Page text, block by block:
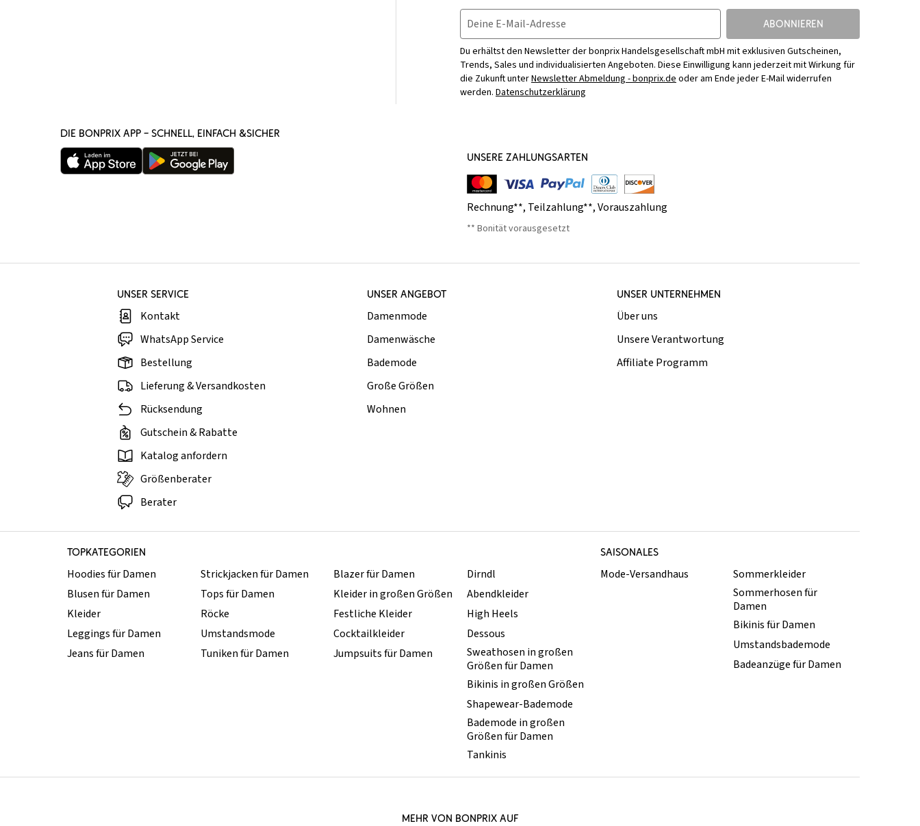
Deine E-Mail-Adresse ABONNIEREN
Du erhältst den Newsletter der bonprix Handelsgesellschaft mbH mit exklusiven Gutscheinen,
Trends, Sales und individualisierten Angeboten. Diese Einwilligung kann jederzeit mit Wirkung für
die Zukunft unterNewsletter Abmeldung - bonprix.deoder am Ende jeder E-Mail widerrufen
werden. Datenschutzerklärung
DIE BONPRIX APP – SCHNELL, EINFACH &SICHER
UNSERE ZAHLUNGSARTEN
Rechnung**, Teilzahlung**,Vorauszahlung
** Bonität vorausgesetzt
UNSER SERVICE
Kontakt
WhatsApp Service
Bestellung
Lieferung & Versandkosten
Rücksendung
Gutschein & Rabatte
Katalog anfordern
Größenberater
Berater
UNSER ANGEBOT
Damenmode
Damenwäsche
Bademode
Große Größen
Wohnen
UNSER UNTERNEHMEN
Über uns
Unsere Verantwortung
Affiliate Programm
TOPKATEGORIEN SAISONALES
Hoodies für Damen
Blusen für Damen
Kleider
Leggings für Damen
Jeans für Damen
Strickjacken für Damen
Tops für Damen
Röcke
Umstandsmode
Tuniken für Damen
Blazer für Damen
Kleider in großen Größen
Festliche Kleider
Cocktailkleider
Jumpsuits für Damen
Dirndl
Abendkleider
High Heels
Dessous
Sweathosen in großen
Größen für Damen
Mode-Versandhaus
Sommerkleider
Sommerhosen für
Damen
Bikinis für Damen
Umstandsbademode
Badeanzüge für Damen
Bikinis in großen Größen
Shapewear-Bademode
Bademode in großen
Größen für Damen
Tankinis
MEHR VON BONPRIX AUF